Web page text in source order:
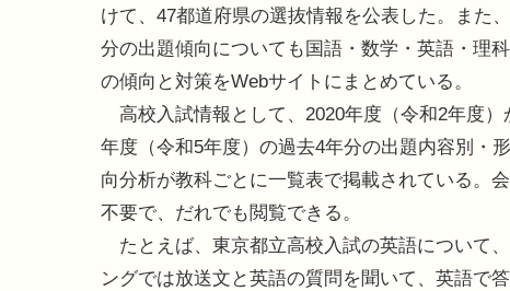
けて、47都道府県の選抜情報を公表した。また
分の出題傾向についても国語・数学・英語・理
の傾向と対策をWebサイトにまとめている。
高校入試情報として、2020年度（令和2年度）
年度（令和5年度）の過去4年分の出題内容別・
向分析が教科ごとに一覧表で掲載されている。
不要で、だれでも閲覧できる。
たとえば、東京都立高校入試の英語について
ングでは放送文と英語の質問を聞いて、英語で